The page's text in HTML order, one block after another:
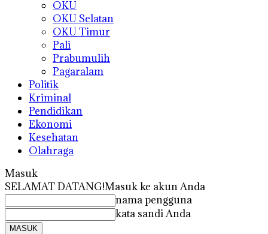
OKU
OKU Selatan
OKU Timur
Pali
Prabumulih
Pagaralam
Politik
Kriminal
Pendidikan
Ekonomi
Kesehatan
Olahraga
Masuk
SELAMAT DATANG!Masuk ke akun Anda
nama pengguna
kata sandi Anda